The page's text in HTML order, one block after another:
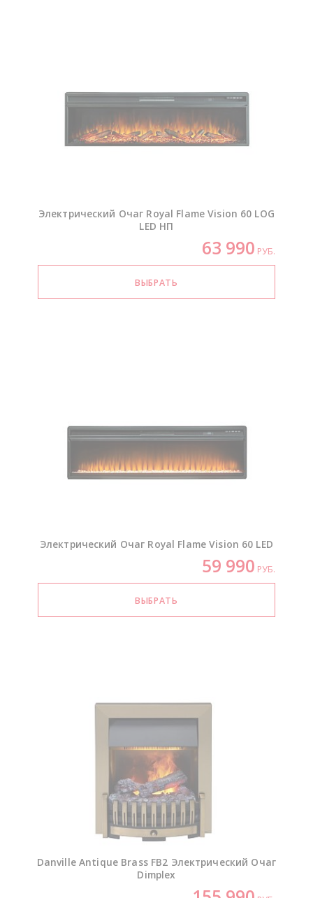
Электрический Очаг Royal Flame Vision 60 LOG
LED НП
63 990 РУБ.
Электрический Очаг Royal Flame Vision 60 LED
59 990 РУБ.
Danville Antique Brass FB2 Электрический Очаг
Dimplex